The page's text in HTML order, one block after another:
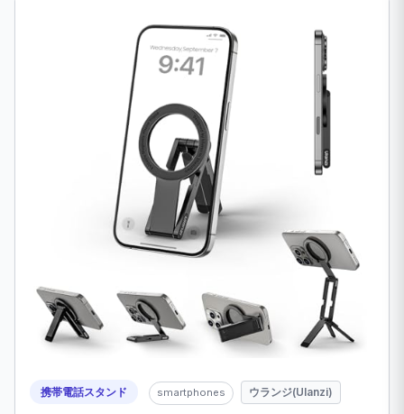
携帯電話スタンド smartphones ウランジ(Ulanzi)